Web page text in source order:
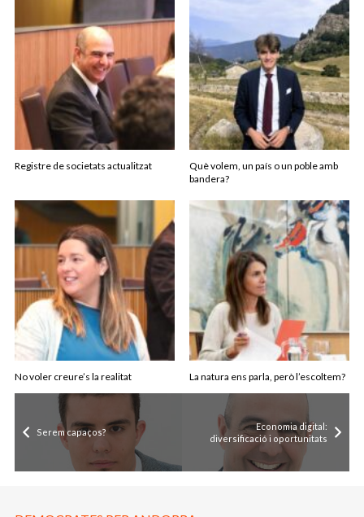
Registre de societats actualitzat
Què volem, un país o un poble amb
bandera?
No voler creure’s la realitat La natura ens parla, però l’escoltem?
Serem capaços?
Economia digital:
diversificació i oportunitats